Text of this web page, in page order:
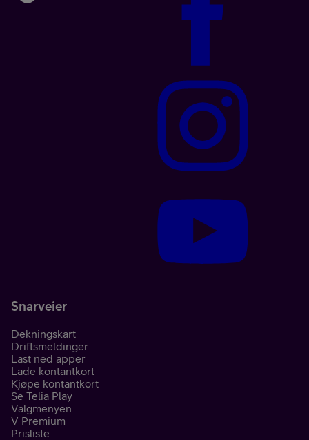
Snarveier
Dekningskart
Driftsmeldinger
Last ned apper
Lade kontantkort
Kjøpe kontantkort
Se Telia Play
Valgmenyen
V Premium
Prisliste